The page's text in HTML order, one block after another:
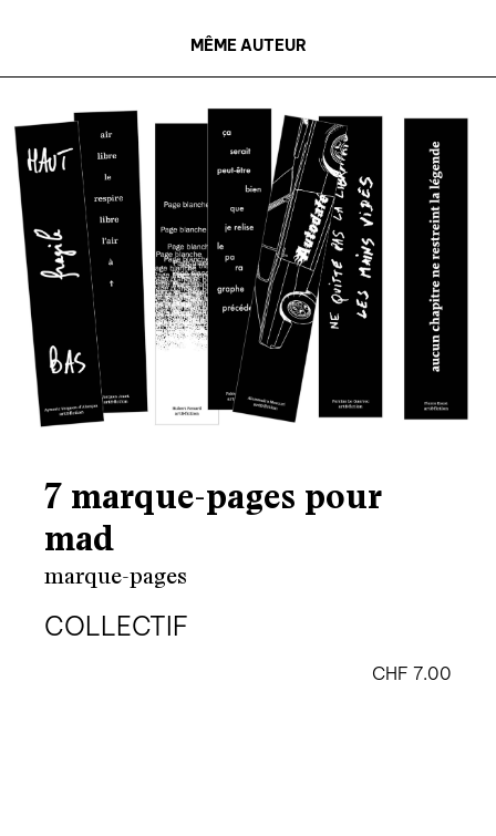
MÊME AUTEUR
7 marque-pages pour
mad
marque-pages
COLLECTIF
CHF 7.00